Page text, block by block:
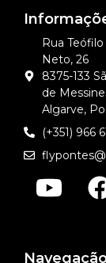
Rua
Neto, 26
8375-133
de
Algarve,
(+351) 966